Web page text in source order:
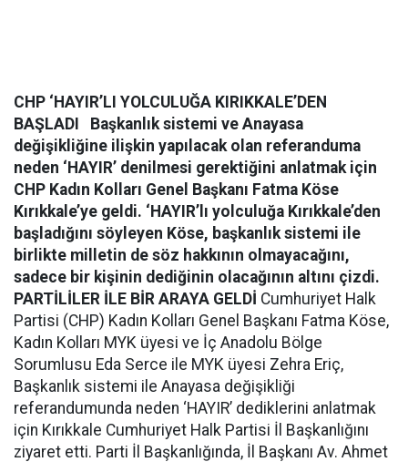
CHP ‘HAYIR’LI YOLCULUĞA KIRIKKALE’DEN
BAŞLADI
Başkanlık sistemi ve Anayasa
değişikliğine ilişkin yapılacak olan referanduma
neden ‘HAYIR’ denilmesi gerektiğini anlatmak için
CHP Kadın Kolları Genel Başkanı Fatma Köse
Kırıkkale’ye geldi. ‘HAYIR’lı yolculuğa Kırıkkale’den
başladığını söyleyen Köse, başkanlık sistemi ile
birlikte milletin de söz hakkının olmayacağını,
sadece bir kişinin dediğinin olacağının altını çizdi.
PARTİLİLER İLE BİR ARAYA GELDİ Cumhuriyet Halk
Partisi (CHP) Kadın Kolları Genel Başkanı Fatma Köse,
Kadın Kolları MYK üyesi ve İç Anadolu Bölge
Sorumlusu Eda Serce ile MYK üyesi Zehra Eriç,
Başkanlık sistemi ile Anayasa değişikliği
referandumunda neden ‘HAYIR’ dediklerini anlatmak
için Kırıkkale Cumhuriyet Halk Partisi İl Başkanlığını
ziyaret etti. Parti İl Başkanlığında, İl Başkanı Av. Ahmet